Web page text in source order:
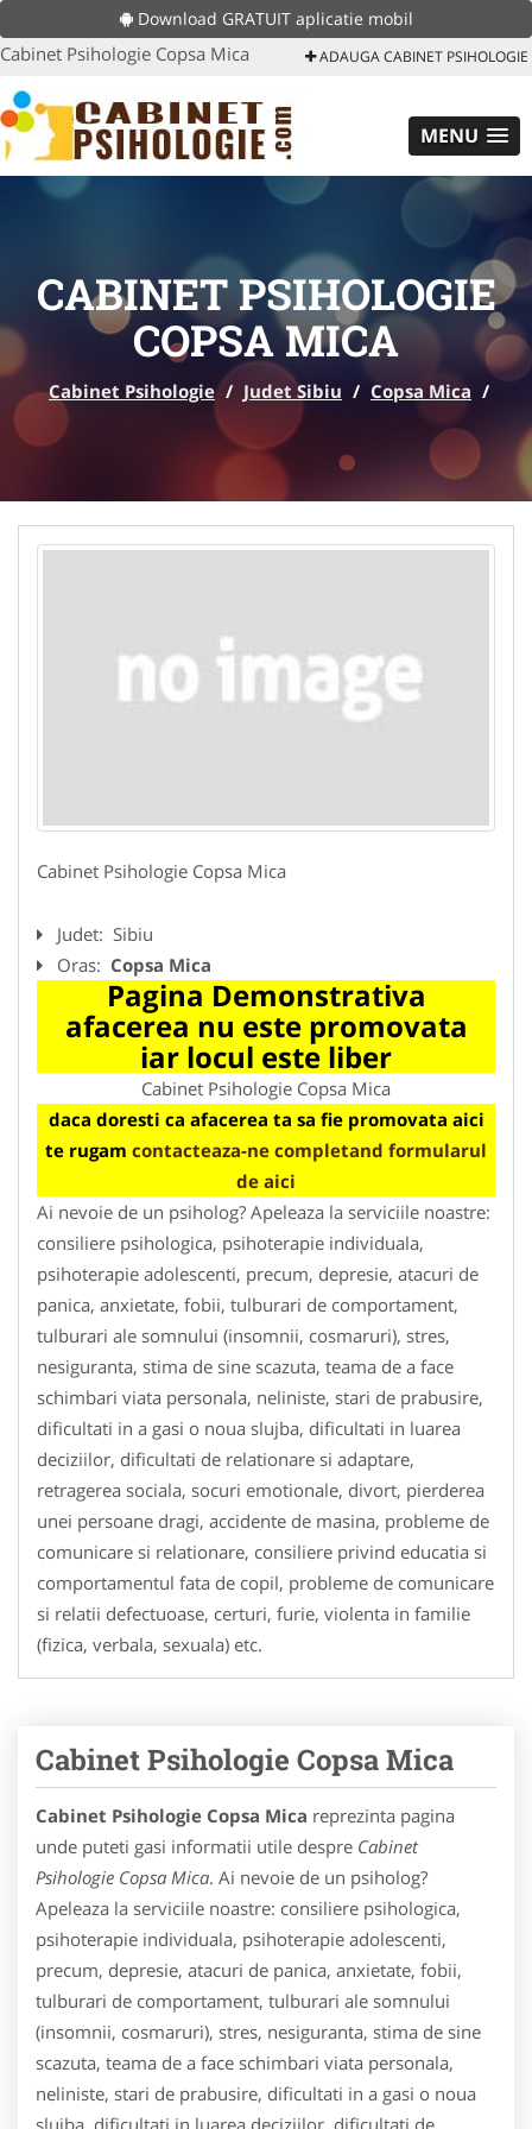
Download GRATUIT aplicatie mobil
Cabinet Psihologie Copsa Mica ADAUGA CABINET PSIHOLOGIE
MENU
CABINET PSIHOLOGIE
COPSA MICA
Cabinet Psihologie / Judet Sibiu / Copsa Mica /
Cabinet Psihologie Copsa Mica
Judet: Sibiu
Oras: Copsa Mica
Pagina Demonstrativa
afacerea nu este promovata
iar locul este liber
Cabinet Psihologie Copsa Mica
daca doresti ca afacerea ta sa fie promovata aici
te rugam contacteaza-ne completand formularul
de aici
Ai nevoie de un psiholog? Apeleaza la serviciile noastre:
consiliere psihologica, psihoterapie individuala,
psihoterapie adolescenti, precum, depresie, atacuri de
panica, anxietate, fobii, tulburari de comportament,
tulburari ale somnului (insomnii, cosmaruri), stres,
nesiguranta, stima de sine scazuta, teama de a face
schimbari viata personala, neliniste, stari de prabusire,
dificultati in a gasi o noua slujba, dificultati in luarea
deciziilor, dificultati de relationare si adaptare,
retragerea sociala, socuri emotionale, divort, pierderea
unei persoane dragi, accidente de masina, probleme de
comunicare si relationare, consiliere privind educatia si
comportamentul fata de copil, probleme de comunicare
si relatii defectuoase, certuri, furie, violenta in familie
(fizica, verbala, sexuala) etc.
Cabinet Psihologie Copsa Mica
Cabinet Psihologie Copsa Mica reprezinta pagina
unde puteti gasi informatii utile despre Cabinet
Psihologie Copsa Mica. Ai nevoie de un psiholog?
Apeleaza la serviciile noastre: consiliere psihologica,
psihoterapie individuala, psihoterapie adolescenti,
precum, depresie, atacuri de panica, anxietate, fobii,
tulburari de comportament, tulburari ale somnului
(insomnii, cosmaruri), stres, nesiguranta, stima de sine
scazuta, teama de a face schimbari viata personala,
neliniste, stari de prabusire, dificultati in a gasi o noua
slujba, dificultati in luarea deciziilor, dificultati de